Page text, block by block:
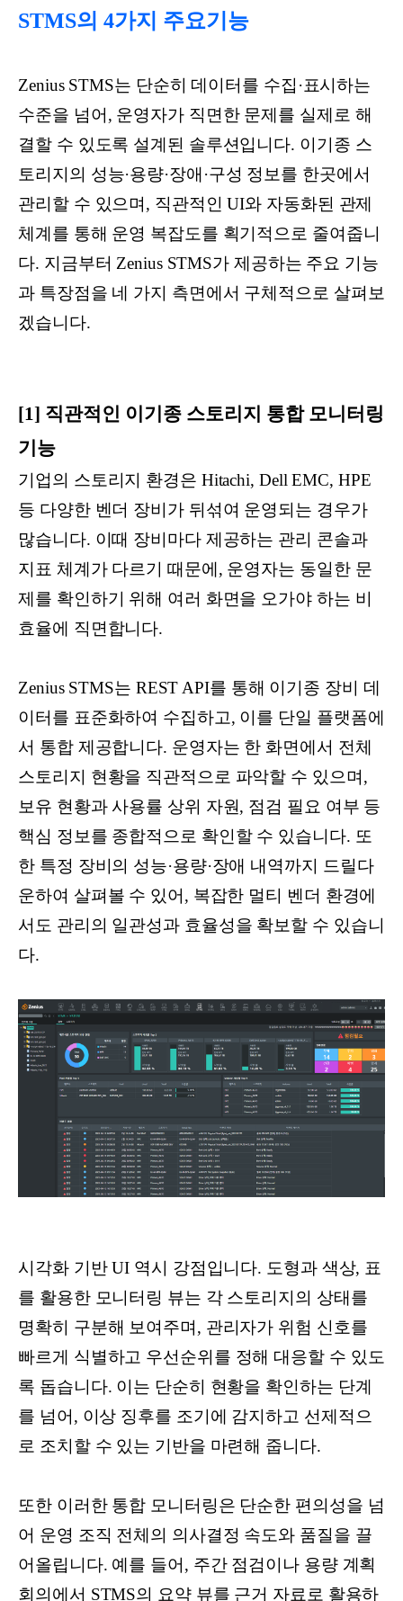
STMS의 4가지 주요기능
Zenius STMS는 단순히 데이터를 수집·표시하는
수준을 넘어, 운영자가 직면한 문제를 실제로 해
결할 수 있도록 설계된 솔루션입니다. 이기종 스
토리지의 성능·용량·장애·구성 정보를 한곳에서
관리할 수 있으며, 직관적인 UI와 자동화된 관제
체계를 통해 운영 복잡도를 획기적으로 줄여줍니
다. 지금부터 Zenius STMS가 제공하는 주요 기능
과 특장점을 네 가지 측면에서 구체적으로 살펴보
겠습니다.
[1] 직관적인 이기종 스토리지 통합 모니터링
기능
기업의 스토리지 환경은 Hitachi, Dell EMC, HPE
등 다양한 벤더 장비가 뒤섞여 운영되는 경우가
많습니다. 이때 장비마다 제공하는 관리 콘솔과
지표 체계가 다르기 때문에, 운영자는 동일한 문
제를 확인하기 위해 여러 화면을 오가야 하는 비
효율에 직면합니다.
Zenius STMS는 REST API를 통해 이기종 장비 데
이터를 표준화하여 수집하고, 이를 단일 플랫폼에
서 통합 제공합니다. 운영자는 한 화면에서 전체
스토리지 현황을 직관적으로 파악할 수 있으며,
보유 현황과 사용률 상위 자원, 점검 필요 여부 등
핵심 정보를 종합적으로 확인할 수 있습니다. 또
한 특정 장비의 성능·용량·장애 내역까지 드릴다
운하여 살펴볼 수 있어, 복잡한 멀티 벤더 환경에
서도 관리의 일관성과 효율성을 확보할 수 있습니
다.
시각화 기반 UI 역시 강점입니다. 도형과 색상, 표
를 활용한 모니터링 뷰는 각 스토리지의 상태를
명확히 구분해 보여주며, 관리자가 위험 신호를
빠르게 식별하고 우선순위를 정해 대응할 수 있도
록 돕습니다. 이는 단순히 현황을 확인하는 단계
를 넘어, 이상 징후를 조기에 감지하고 선제적으
로 조치할 수 있는 기반을 마련해 줍니다.
또한 이러한 통합 모니터링은 단순한 편의성을 넘
어 운영 조직 전체의 의사결정 속도와 품질을 끌
어올립니다. 예를 들어, 주간 점검이나 용량 계획
회의에서 STMS의 요약 뷰를 근거 자료로 활용하